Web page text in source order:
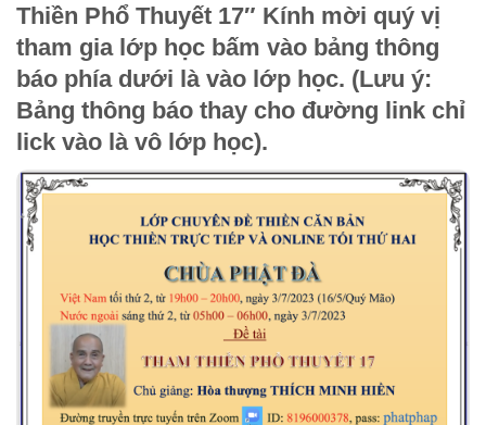
Thiền Phổ Thuyết 17″ Kính mời quý vị
tham gia lớp học bấm vào bảng thông
báo phía dưới là vào lớp học. (Lưu ý:
Bảng thông báo thay cho đường link chỉ
lick vào là vô lớp học).